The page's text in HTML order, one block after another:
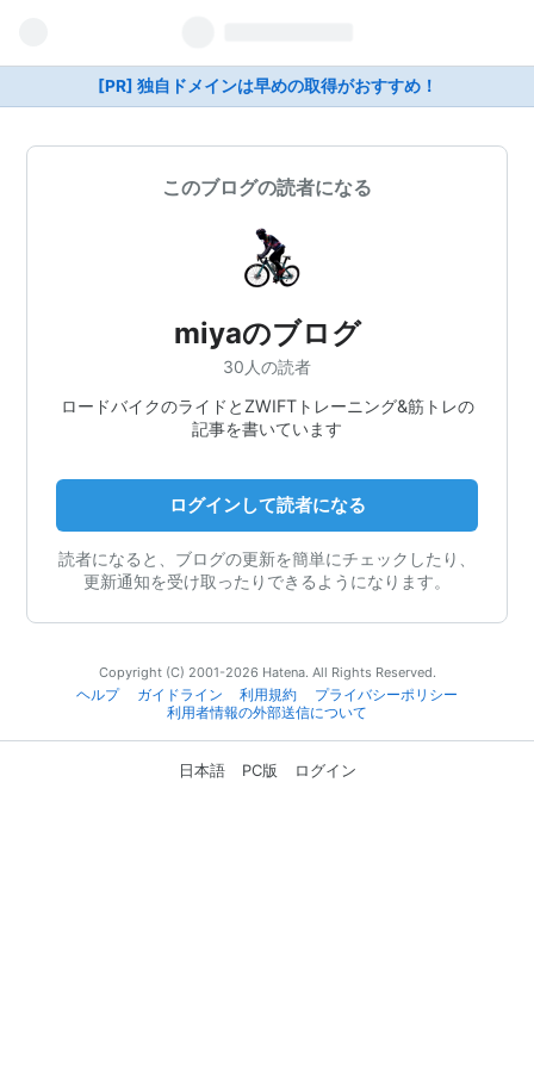
[PR] 独自ドメインは早めの取得がおすすめ！
このブログの読者になる
miyaのブログ
30人の読者
ロードバイクのライドとZWIFTトレーニング&筋トレの
記事を書いています
ログインして読者になる
読者になると、ブログの更新を簡単にチェックしたり、
更新通知を受け取ったりできるようになります。
Copyright (C) 2001-2026 Hatena. All Rights Reserved.
ヘルプ
ガイドライン 利用規約
プライバシーポリシー
利用者情報の外部送信について
日本語 PC版 ログイン